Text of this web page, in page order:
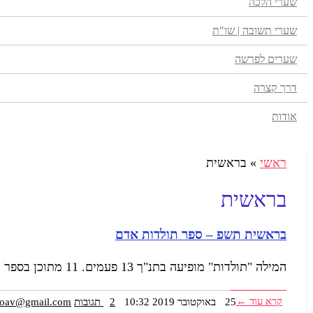
שערי תשובה | שו"ת
שערים לפרשה
דרך קצרה
אודות
ראשי » בראשית
בראשית
בראשית תשפ – ספר תולדות אדם
המילה "תולדות" מופיעה בתנ"ך 13 פעמים. 11 מתוכן בספר בראשית. תולדות השמים והארץ, תולדות נח, תולדות בני נח, תולדות שם,
25 באוקטובר 2019 10:32 2 תגובות קרא עוד ←